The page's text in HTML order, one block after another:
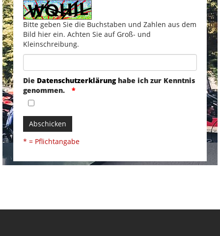
Bitte geben Sie die Buchstaben und Zahlen aus dem
Bild hier ein. Achten Sie auf Groß- und
Kleinschreibung.
Die Datenschutzerklärunghabe ich zur Kenntnis
genommen.
Abschicken
* = Pflichtangabe